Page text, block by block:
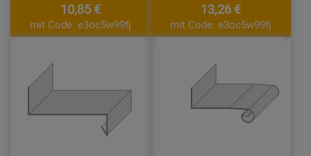
10,85 €
mit Code: e3oc5w99fj
13,26 €
mit Code: e3oc5w99fj